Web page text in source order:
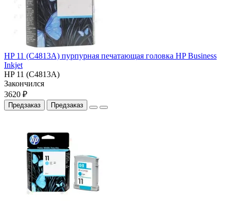
HP 11 (C4813A) пурпурная печатающая головка HP Business
Inkjet
HP 11 (C4813A)
Закончился
3620 ₽
Предзаказ Предзаказ